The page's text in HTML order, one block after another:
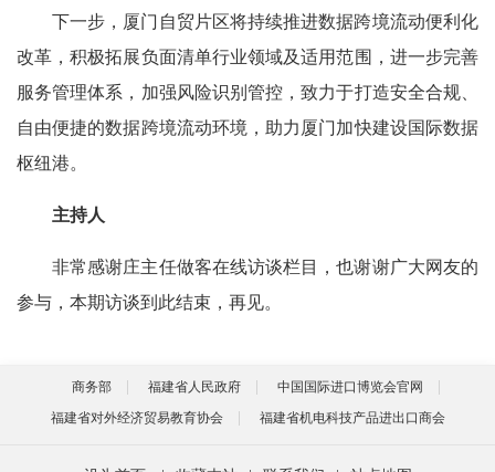
下一步，厦门自贸片区将持续推进数据跨境流动便利化
改革，积极拓展负面清单行业领域及适用范围，进一步完善
服务管理体系，加强风险识别管控，致力于打造安全合规、
自由便捷的数据跨境流动环境，助力厦门加快建设国际数据
枢纽港。
主持人
非常感谢庄主任做客在线访谈栏目，也谢谢广大网友的
参与，本期访谈到此结束，再见。
商务部 福建省人民政府
中国国际进口博览会官网
福建省对外经济贸易教育协会
福建省机电科技产品进出口商会